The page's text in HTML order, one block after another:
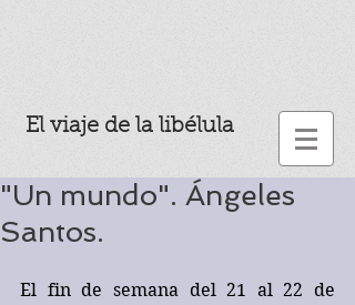
El viaje de la libélula
"Un mundo". Ángeles
Santos.
El fin de semana del 21 al 22 de